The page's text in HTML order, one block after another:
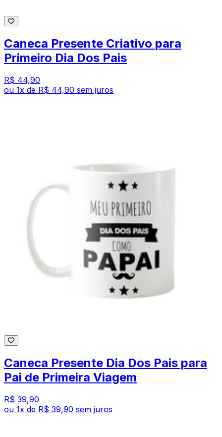
Caneca Presente Criativo para
Primeiro Dia Dos Pais
R$ 44,90
ou 1x de R$ 44,90 sem juros
Caneca Presente Dia Dos Pais para
Pai de Primeira Viagem
R$ 39,90
ou 1x de R$ 39,90 sem juros